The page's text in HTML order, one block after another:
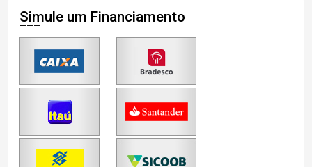
Simule um Financiamento